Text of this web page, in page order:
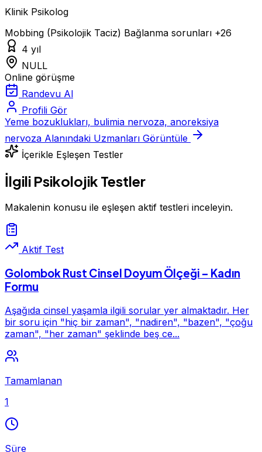
Klinik Psikolog
Mobbing (Psikolojik Taciz) Bağlanma sorunları +26
4 yıl
NULL
Online görüşme
Randevu Al
Profili Gör
Yeme bozuklukları, bulimia nervoza, anoreksiya
nervoza Alanındaki Uzmanları Görüntüle
İçerikle Eşleşen Testler
İlgili Psikolojik Testler
Makalenin konusu ile eşleşen aktif testleri inceleyin.
Aktif Test
Golombok Rust Cinsel Doyum Ölçeği – Kadın
Formu
Aşağıda cinsel yaşamla ilgili sorular yer almaktadır. Her
bir soru için "hiç bir zaman", "nadiren", "bazen", "çoğu
zaman", "her zaman" şeklinde beş ce...
Tamamlanan
1
Süre